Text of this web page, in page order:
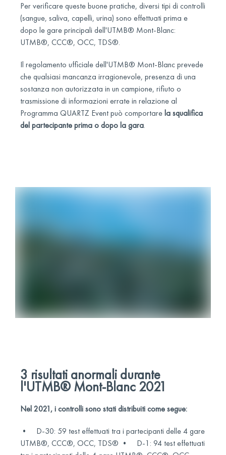
Per verificare queste buone pratiche, diversi tipi di controlli
(sangue, saliva, capelli, urina) sono effettuati prima e
dopo le gare principali dell'UTMB® Mont-Blanc:
UTMB®, CCC®, OCC, TDS®.
Il regolamento ufficiale dell'UTMB® Mont-Blanc prevede
che qualsiasi mancanza irragionevole, presenza di una
sostanza non autorizzata in un campione, rifiuto o
trasmissione di informazioni errate in relazione al
Programma QUARTZ Event può comportare la squalifica
del partecipante prima o dopo la gara.
3 risultati anormali durante
l'UTMB® Mont-Blanc 2021
Nel 2021, i controlli sono stati distribuiti come segue:
• D-30: 59 test effettuati tra i partecipanti delle 4 gare
UTMB®, CCC®, OCC, TDS® • D-1: 94 test effettuati